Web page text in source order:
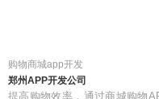
购物商城app开发
郑州APP开发公司
提高购物效率，通过商城购物